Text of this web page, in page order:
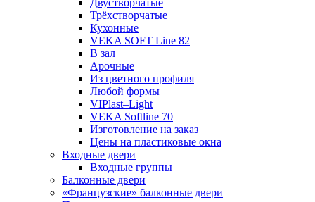
Трёхстворчатые
Кухонные
VEKA SOFT Line 82
В зал
Арочные
Из цветного профиля
Любой формы
VIPlast–Light
VEKA Softline 70
Изготовление на заказ
Цены на пластиковые окна
Входные двери
Входные группы
Балконные двери
«Французские» балконные двери